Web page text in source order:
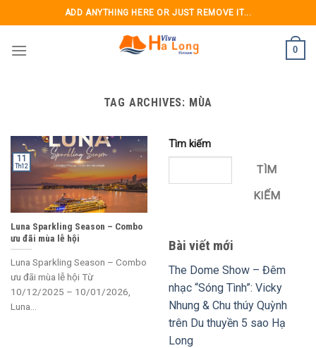
to
content
ADD ANYTHING HERE OR JUST REMOVE IT...
0
TAG ARCHIVES: MÙA
Luna Sparkling Season – Combo
ưu đãi mùa lễ hội
Luna Sparkling Season – Combo
ưu đãi mùa lễ hội Từ
10/12/2025 – 10/01/2026,
Luna...
11
Th12
Tìm kiếm
TÌM
KIẾM
Bài viết mới
The Dome Show – Đêm
nhạc “Sóng Tình”: Vicky
Nhung & Chu thúy Quỳnh
trên Du thuyền 5 sao Hạ
Long